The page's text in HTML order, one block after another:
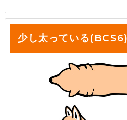
少し太っている(BCS6)